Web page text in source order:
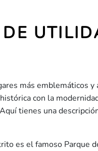
más emblemáticos y
con la
tienes una
es el famoso Parque